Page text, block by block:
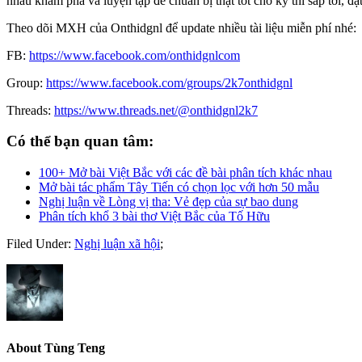
Theo dõi MXH của Onthidgnl để update nhiều tài liệu miễn phí nhé:
FB: https://www.facebook.com/onthidgnlcom
Group: https://www.facebook.com/groups/2k7onthidgnl
Threads: https://www.threads.net/@onthidgnl2k7
Có thể bạn quan tâm:
100+ Mở bài Việt Bắc với các đề bài phân tích khác nhau
Mở bài tác phẩm Tây Tiến có chọn lọc với hơn 50 mẫu
Nghị luận về Lòng vị tha: Vẻ đẹp của sự bao dung
Phân tích khổ 3 bài thơ Việt Bắc của Tố Hữu
Filed Under: Nghị luận xã hội;
About Tùng Teng